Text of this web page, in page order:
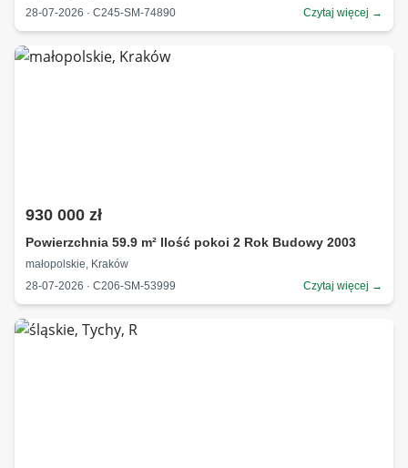
28-07-2026 · C245-SM-74890
Czytaj więcej →
930 000 zł
Powierzchnia 59.9 m² Ilość pokoi 2 Rok Budowy 2003
małopolskie, Kraków
28-07-2026 · C206-SM-53999
Czytaj więcej →